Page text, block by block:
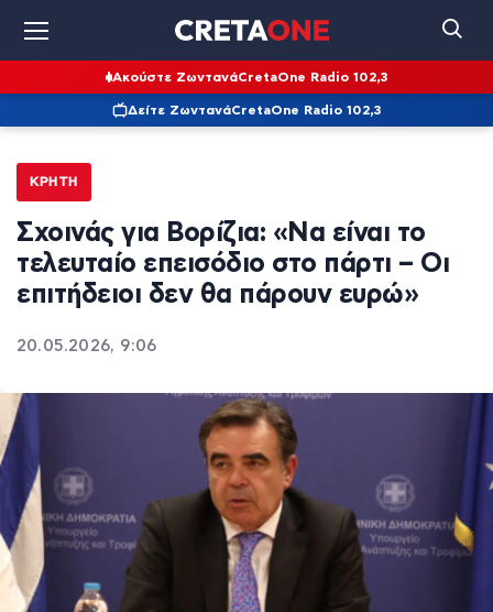
Ακούστε ΖωντανάCretaOne Radio 102,3
Δείτε ΖωντανάCretaOne Radio 102,3
ΚΡΉΤΗ
Σχοινάς για Βορίζια: «Να είναι το
τελευταίο επεισόδιο στο πάρτι – Οι
επιτήδειοι δεν θα πάρουν ευρώ»
20.05.2026, 9:06